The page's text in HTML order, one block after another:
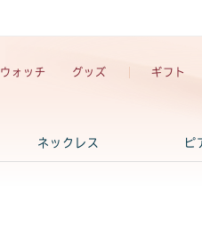
ウォッチ グッズ ギフト
ネックレス ピ